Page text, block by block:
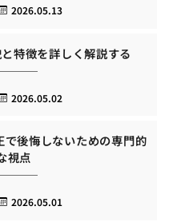
2026.05.13
特徴を詳しく解説する
2026.05.02
後悔しないための専門的
視点
2026.05.01